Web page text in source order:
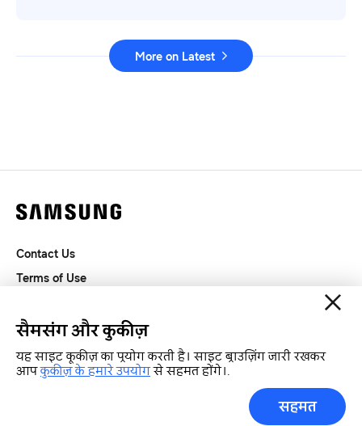
More on Latest
Contact Us
Terms of Use
SAMSUNG.COM
Copyright© SAMSUNG All Rights Reserved.
सैमसंग और कुकीज़
यह साइट कूकीज़ का प्रयोग करती है। साइट ब्राउज़िंग जारी रखकर
आपकुकीज़ के हमारे उपयोगसे सहमत होंगे।.
सहमत